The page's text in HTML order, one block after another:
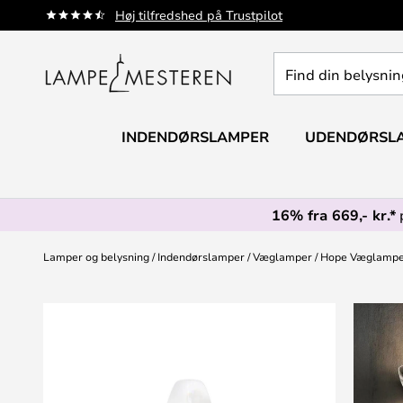
Høj tilfredshed på Trustpilot
Skip
to
din
INDENDØRSLAMPER
16% fra 669,- kr.*
Lamper og belysning Indendørslamper Væglamper Hope